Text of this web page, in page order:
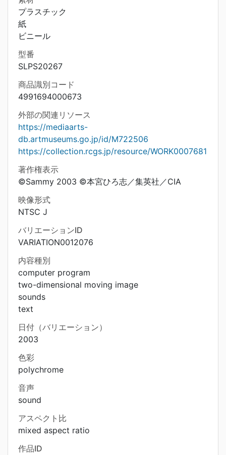
プラスチック
紙
ビニール
型番
SLPS20267
商品識別コード
4991694000673
外部の関連リソース
https://mediaarts-
db.artmuseums.go.jp/id/M722506
https://collection.rcgs.jp/resource/WORK0007681
著作権表示
©Sammy 2003 ©本宮ひろ志／集英社／CIA
映像形式
NTSC J
バリエーションID
VARIATION0012076
内容種別
computer program
two-dimensional moving image
sounds
text
日付（バリエーション）
2003
色彩
polychrome
音声
sound
アスペクト比
mixed aspect ratio
作品ID